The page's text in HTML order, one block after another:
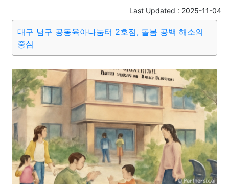
미용 증권 인테리어
요리 상품리뷰 원예 금융 게임 스포츠 사진
종교 사회 정치 건강 의료 의학 경제 마케팅
부동산 교육 교통 생활 기타
Last Updated : 2025-11-04
대구 남구 공동육아나눔터 2호점, 돌봄 공백 해소의
중심